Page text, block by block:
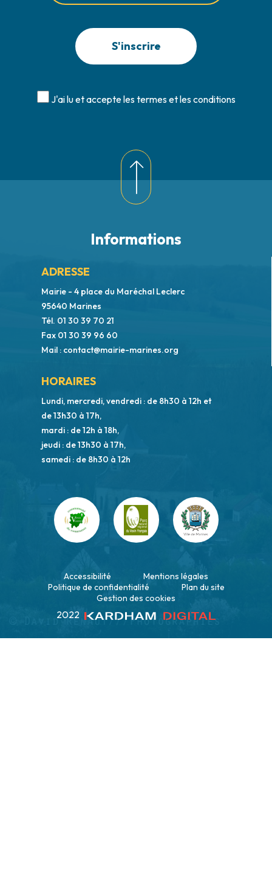
J'ai lu et accepte les termes et les conditions
Informations
ADRESSE
Mairie - 4 place du Maréchal Leclerc
95640 Marines
Tél. 01 30 39 70 21
Fax 01 30 39 96 60
Mail : contact@mairie-marines.org
HORAIRES
Lundi, mercredi, vendredi : de 8h30 à 12h et
de 13h30 à 17h,
mardi : de 12h à 18h,
jeudi : de 13h30 à 17h,
samedi : de 8h30 à 12h
Accessibilité
Mentions légales
Politique de confidentialité
Plan du site
Gestion des cookies
2022